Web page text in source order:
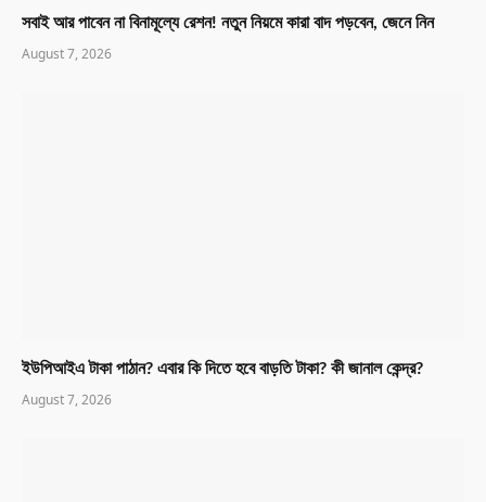
সবাই আর পাবেন না বিনামূল্যে রেশন! নতুন নিয়মে কারা বাদ পড়বেন, জেনে নিন
August 7, 2026
ইউপিআইএ টাকা পাঠান? এবার কি দিতে হবে বাড়তি টাকা? কী জানাল কেন্দ্র?
August 7, 2026